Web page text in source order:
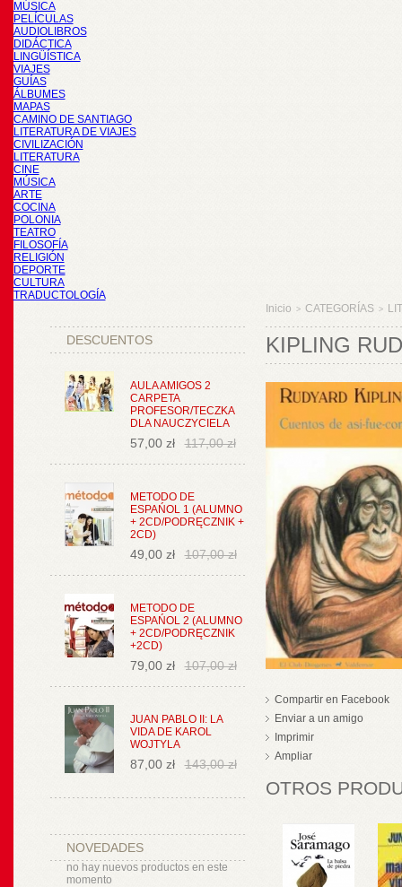
MÚSICA
PELÍCULAS
AUDIOLIBROS
DIDÁCTICA
LINGÜÍSTICA
VIAJES
GUÍAS
ÁLBUMES
MAPAS
CAMINO DE SANTIAGO
LITERATURA DE VIAJES
CIVILIZACIÓN
LITERATURA
CINE
MÚSICA
ARTE
COCINA
POLONIA
TEATRO
FILOSOFÍA
RELIGIÓN
DEPORTE
CULTURA
TRADUCTOLOGÍA
DESCUENTOS
AULA AMIGOS 2
CARPETA
PROFESOR/TECZKA
DLA NAUCZYCIELA
57,00 zł 117,00 zł
METODO DE
ESPAŃOL 1 (ALUMNO
+ 2CD/PODRĘCZNIK +
2CD)
49,00 zł 107,00 zł
METODO DE
ESPAŃOL 2 (ALUMNO
+ 2CD/PODRĘCZNIK
+2CD)
79,00 zł 107,00 zł
JUAN PABLO II: LA
VIDA DE KAROL
WOJTYLA
87,00 zł 143,00 zł
NOVEDADES
no hay nuevos productos en este
momento
Inicio > CATEGORÍAS >
KIPLING
Compartir en Facebook
Enviar a un amigo
Imprimir
Ampliar
OTROS